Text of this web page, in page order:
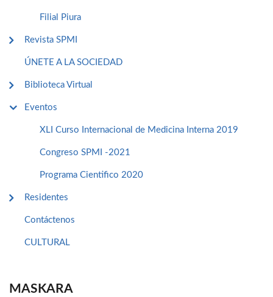
Filial Piura
Revista SPMI
ÚNETE A LA SOCIEDAD
Biblioteca Virtual
Eventos
XLI Curso Internacional de Medicina Interna 2019
Congreso SPMI -2021
Programa Cientifico 2020
Residentes
Contáctenos
CULTURAL
MASKARA